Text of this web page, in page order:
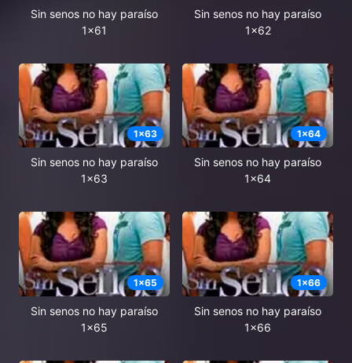
Sin senos no hay paraíso
1x61
Sin senos no hay paraíso
1x62
1x63
Sin senos no hay paraíso
1x63
1x64
Sin senos no hay paraíso
1x64
1x65
Sin senos no hay paraíso
1x65
1x66
Sin senos no hay paraíso
1x66